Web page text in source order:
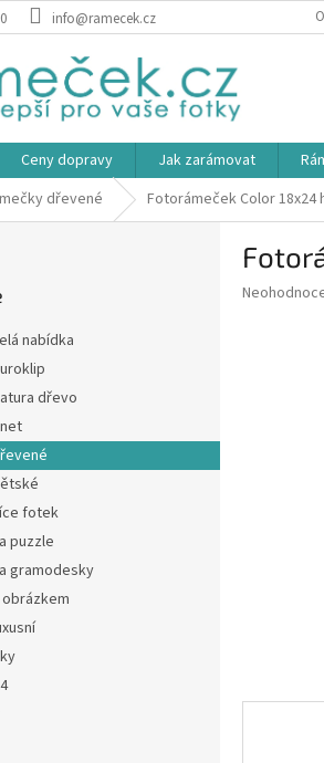
info@ramecek.cz
Ceny dopravy Jak zarámovat
dřevené Fotorámeček Color 18x24
nabídka
dřevo
fotek
puzzle
gramodesky
Průměrné